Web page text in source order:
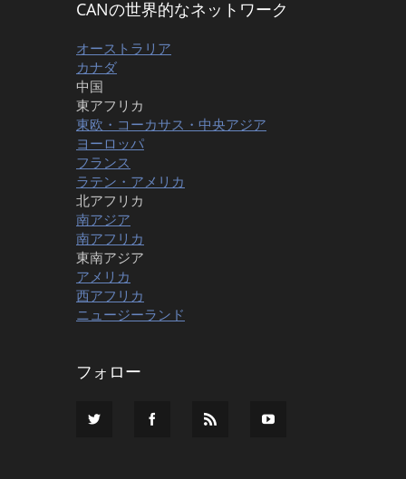
CANの世界的なネットワーク
オーストラリア
カナダ
中国
東アフリカ
東欧・コーカサス・中央アジア
ヨーロッパ
フランス
ラテン・アメリカ
北アフリカ
南アジア
南アフリカ
東南アジア
アメリカ
西アフリカ
ニュージーランド
フォロー